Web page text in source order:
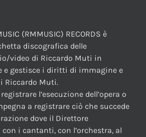
(RMMUSIC) RECORDS è
discografica delle
video di Riccardo Muti in
e gestisce i diritti di immagine e
Riccardo Muti.
l’esecuzione dell’opera o
a registrare ciò che succede
dove il Direttore
con i cantanti, con l’orchestra, al